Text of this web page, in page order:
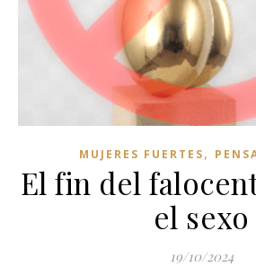
MUJERES FUERTES,
El fin del
el sexo
19/10/2024